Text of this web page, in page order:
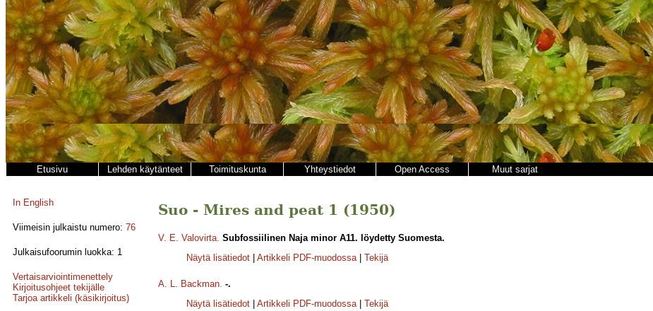
Etusivu Lehden käytänteet Toimituskunta Yhteystiedot Open Access Muut sarjat
In English
Viimeisin julkaistu numero: 76
Julkaisufoorumin luokka: 1
Vertaisarviointimenettely
Kirjoitusohjeet tekijälle
Tarjoa artikkeli (käsikirjoitus)
Suo - Mires and peat 1 (1950)
V. E. Valovirta. Subfossiilinen Naja minor A11. löydetty Suomesta.
Näytä lisätiedot
Artikkeli PDF-muodossa| Tekijä
A. L. Backman. -.
Näytä lisätiedot
Artikkeli PDF-muodossa| Tekijä